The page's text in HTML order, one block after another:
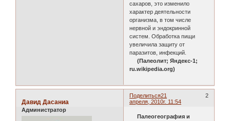
сахаров, это изменило
характер деятельности
организма, в том числе
нервной и эндокринной
систем. Обработка пищи
увеличила защиту от
паразитов, инфекций.
(Палеолит; Яндекс-1;
ru.wikipedia.org)
Поделиться 2
21
апреля, 2010г. 11:54
Давид Дасаниа
Администратор
Палеогеография и